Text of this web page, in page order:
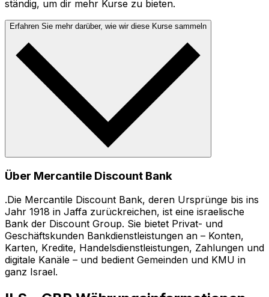
ständig, um dir mehr Kurse zu bieten.
Erfahren Sie mehr darüber, wie wir diese Kurse sammeln
Über Mercantile Discount Bank
.Die Mercantile Discount Bank, deren Ursprünge bis ins
Jahr 1918 in Jaffa zurückreichen, ist eine israelische
Bank der Discount Group. Sie bietet Privat- und
Geschäftskunden Bankdienstleistungen an – Konten,
Karten, Kredite, Handelsdienstleistungen, Zahlungen und
digitale Kanäle – und bedient Gemeinden und KMU in
ganz Israel.